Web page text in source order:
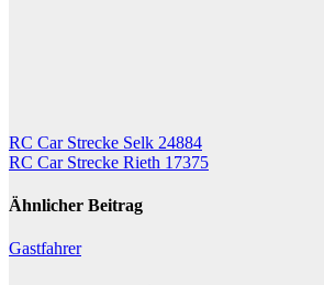
Beitragsnavigation
RC Car Strecke Selk 24884
RC Car Strecke Rieth 17375
Ähnlicher Beitrag
Gastfahrer